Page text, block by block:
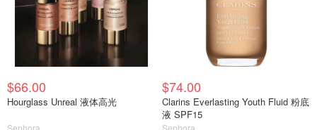
$66.00
Hourglass Unreal 液体高光
Sephora
$74.00
Clarins Everlasting Youth Fluid 粉底
液 SPF15
Sephora